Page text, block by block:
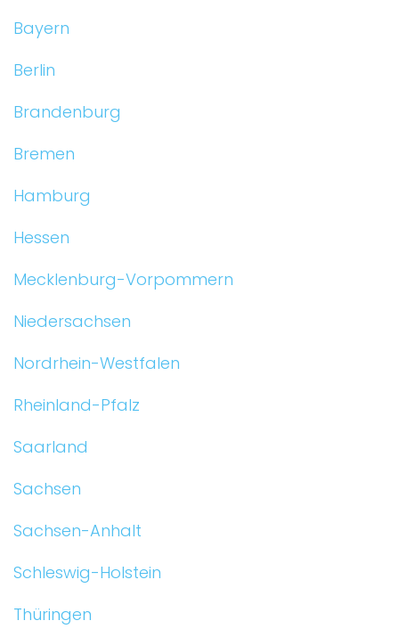
Bayern
Berlin
Brandenburg
Bremen
Hamburg
Hessen
Mecklenburg-Vorpommern
Niedersachsen
Nordrhein-Westfalen
Rheinland-Pfalz
Saarland
Sachsen
Sachsen-Anhalt
Schleswig-Holstein
Thüringen